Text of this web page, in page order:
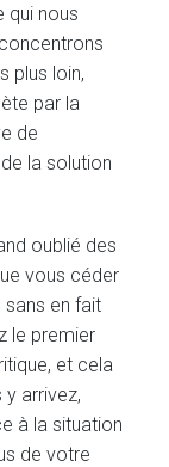
qui nous
plus loin,
par la
de
la solution
oublié des
vous céder
en fait
le premier
et cela
arrivez,
à la situation
de votre